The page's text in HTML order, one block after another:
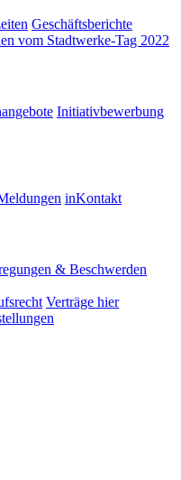
Geschäftsberichte
vom Stadtwerke-Tag 2022
Initiativbewerbung
inKontakt
& Beschwerden
Verträge hier